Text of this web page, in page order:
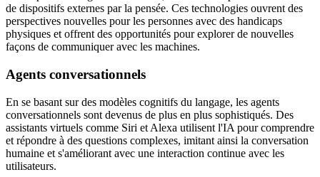
de dispositifs externes par la pensée. Ces technologies ouvrent des
perspectives nouvelles pour les personnes avec des handicaps
physiques et offrent des opportunités pour explorer de nouvelles
façons de communiquer avec les machines.
Agents conversationnels
En se basant sur des modèles cognitifs du langage, les agents
conversationnels sont devenus de plus en plus sophistiqués. Des
assistants virtuels comme Siri et Alexa utilisent l'IA pour comprendre
et répondre à des questions complexes, imitant ainsi la conversation
humaine et s'améliorant avec une interaction continue avec les
utilisateurs.